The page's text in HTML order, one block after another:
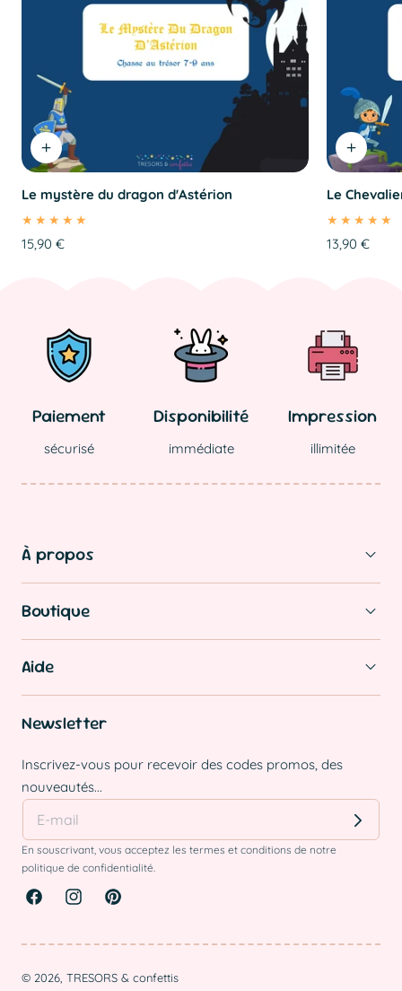
Le mystère du dragon d'Astérion
Prix
15,90 €
Le
Prix
13,90 €
Paiement
sécurisé
Disponibilité
immédiate
Impression
illimitée
À propos
Boutique
Aide
Newsletter
Inscrivez-vous pour recevoir des codes promos, des
nouveautés...
En souscrivant, vous acceptez les termes et conditions de notre
politique de confidentialité.
FacebookInstagramPinterest
© 2026, TRESORS & confettis